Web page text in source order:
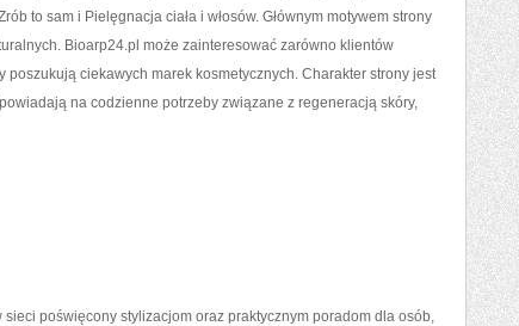
to sam i Pielęgnacja ciała i włosów. Głównym motywem strony
Bioarp24.pl może zainteresować zarówno klientów
ciekawych marek kosmetycznych. Charakter strony jest
na codzienne potrzeby związane z regeneracją skóry,
sieci poświęcony stylizacjom oraz praktycznym poradom dla osób,